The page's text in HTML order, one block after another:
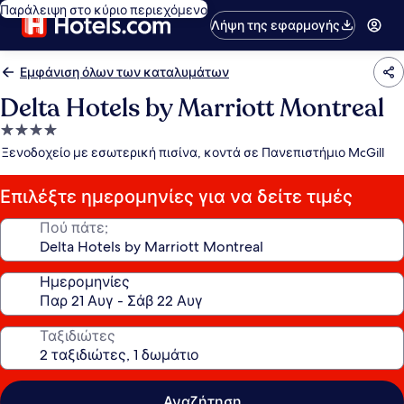
Παράλειψη στο κύριο περιεχόμενο
Λήψη της εφαρμογής
Εμφάνιση όλων των καταλυμάτων
Delta Hotels by Marriott Montreal
Κατάλυμα
με
αστέρια
Ξενοδοχείο με εσωτερική πισίνα, κοντά σε Πανεπιστήμιο McGill
Επιλέξτε ημερομηνίες για να δείτε τιμές
Πού πάτε;
Ημερομηνίες
Ταξιδιώτες